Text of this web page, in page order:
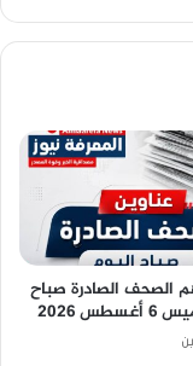
الصحف الصادرة صباح
2026